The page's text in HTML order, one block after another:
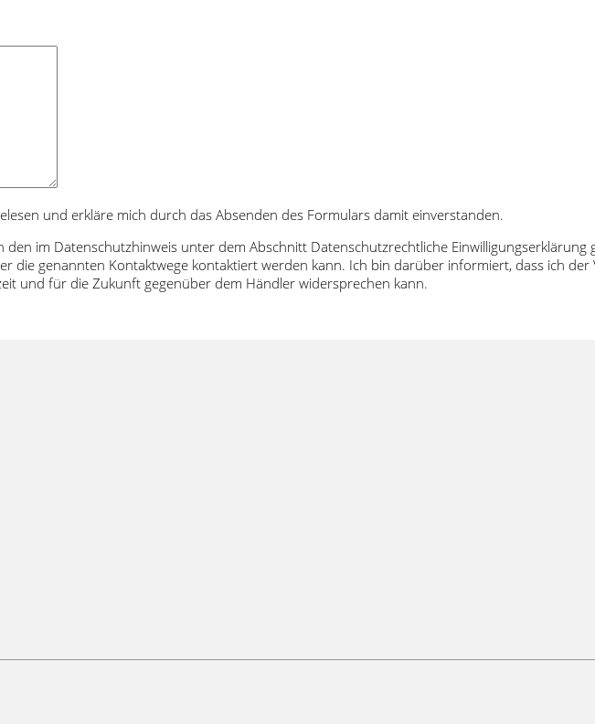
und erkläre mich durch das Absenden des Formulars damit einverstanden.
den im Datenschutzhinweis unter dem Abschnitt Datenschutzrechtliche
die genannten Kontaktwege kontaktiert werden kann. Ich bin darüber informiert, dass ich
und für die Zukunft gegenüber dem Händler widersprechen kann.